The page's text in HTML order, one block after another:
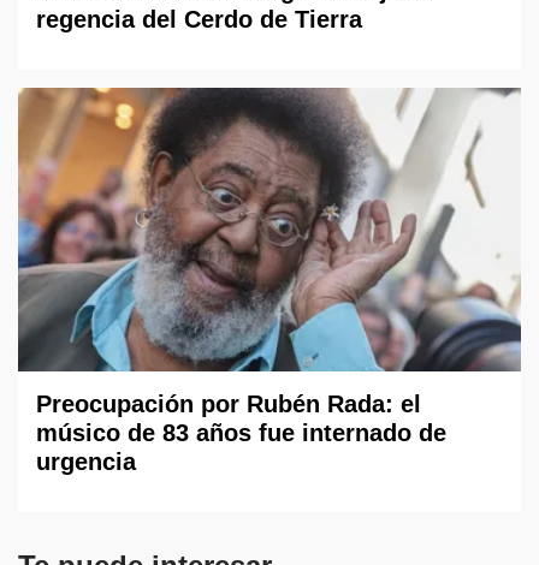
regencia del Cerdo de Tierra
Preocupación por Rubén Rada: el
músico de 83 años fue internado de
urgencia